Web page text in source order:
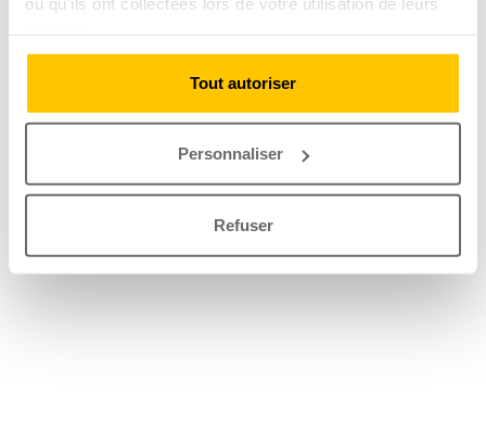
Tout autoriser
Personnaliser
Refuser